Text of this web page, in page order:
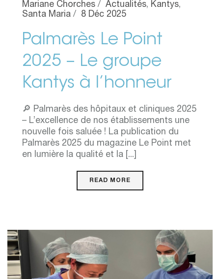
Mariane Chorches Actualités, Kantys,
Santa Maria
8 Déc 2025
Palmarès Le Point
2025 – Le groupe
Kantys à l’honneur
🔎 Palmarès des hôpitaux et cliniques 2025
– L’excellence de nos établissements une
nouvelle fois saluée ! La publication du
Palmarès 2025 du magazine Le Point met
en lumière la qualité et la [...]
READ MORE